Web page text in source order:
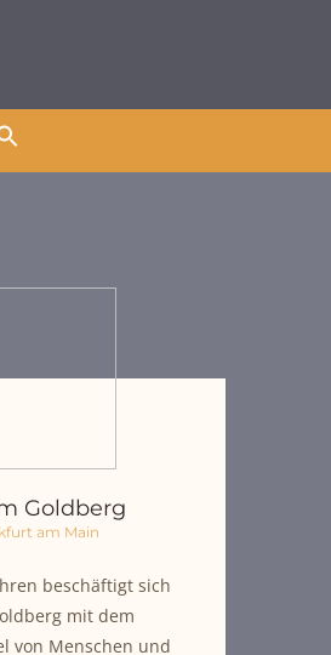
Goldberg
am Main
beschäftigt sich
mit dem
von Menschen und